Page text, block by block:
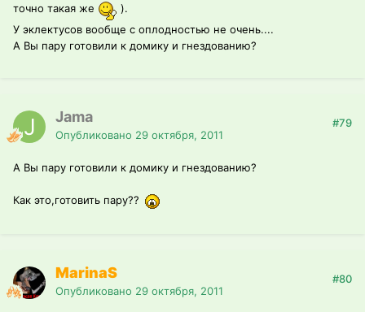
точно такая же
).
У эклектусов вообще с оплодностью не очень....
А Вы пару готовили к домику и гнездованию?
Jama
Опубликовано 29 октября, 2011
#79
А Вы пару готовили к домику и гнездованию?
Как это,готовить пару??
MarinaS
Опубликовано 29 октября, 2011
#80